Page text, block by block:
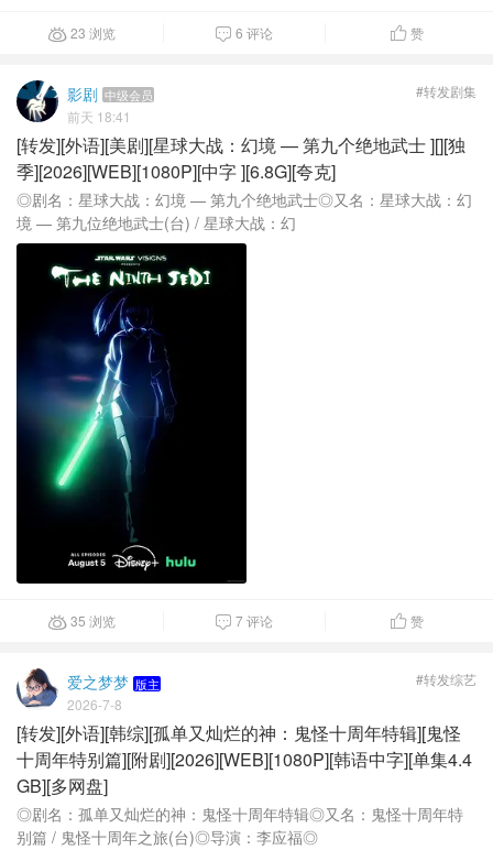
23 浏览  6 评论 赞
影剧 中级会员
前天 18:41
#转发剧集
[转发][外语][美剧][星球大战：幻境 — 第九个绝地武士 ][][独
季][2026][WEB][1080P][中字 ][6.8G][夸克]
◎剧名：星球大战：幻境 — 第九个绝地武士◎又名：星球大战：幻
境 — 第九位绝地武士(台) / 星球大战：幻
35 浏览  7 评论 赞
爱之梦梦 版主
2026-7-8
#转发综艺
[转发][外语][韩综][孤单又灿烂的神：鬼怪十周年特辑][鬼怪
十周年特别篇][附剧][2026][WEB][1080P][韩语中字][单集4.4
GB][多网盘]
◎剧名：孤单又灿烂的神：鬼怪十周年特辑◎又名：鬼怪十周年特
别篇 / 鬼怪十周年之旅(台)◎导演：李应福◎